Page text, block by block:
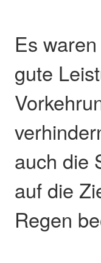
Es
gute
auch die
auf die
Regen